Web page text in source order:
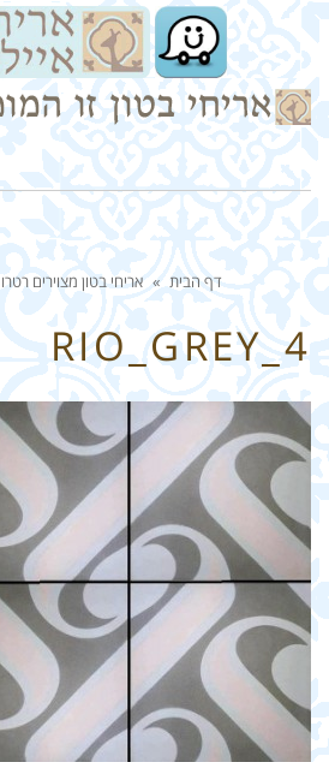
דף הבית » אריחי בטון מצוירים רטרו
RIO_GREY_4